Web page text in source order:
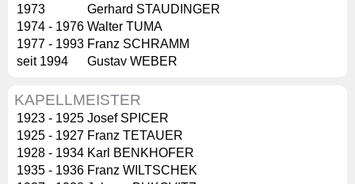
1973
Gerhard STAUDINGER
1974 - 1976 Walter TUMA
1977 - 1993 Franz SCHRAMM
seit 1994
Gustav WEBER
KAPELLMEISTER
1923 - 1925 Josef SPICER
1925 - 1927 Franz TETAUER
1928 - 1934 Karl BENKHOFER
1935 - 1936 Franz WILTSCHEK